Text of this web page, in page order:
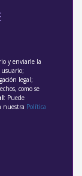
y enviarle la
legal;
como se
: Puede
nuestra Política